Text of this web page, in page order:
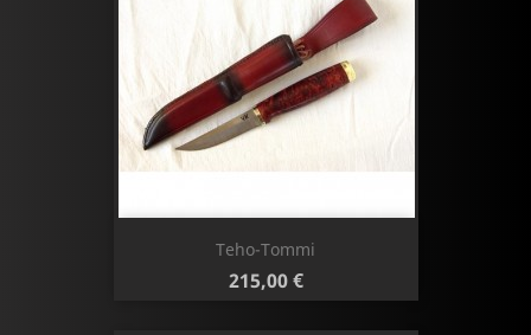
Teho-Tommi
Hinta
215,00 €